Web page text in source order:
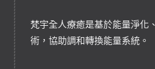
梵宇全人療癒是基於能量淨化
術，協助調和轉換能量系統。